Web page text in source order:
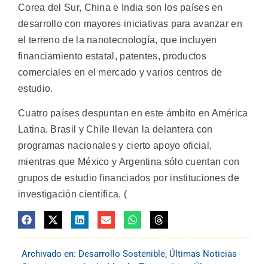
Corea del Sur, China e India son los países en
desarrollo con mayores iniciativas para avanzar en
el terreno de la nanotecnología, que incluyen
financiamiento estatal, patentes, productos
comerciales en el mercado y varios centros de
estudio.
Cuatro países despuntan en este ámbito en América
Latina. Brasil y Chile llevan la delantera con
programas nacionales y cierto apoyo oficial,
mientras que México y Argentina sólo cuentan con
grupos de estudio financiados por instituciones de
investigación científica. (
Archivado en: Desarrollo Sostenible, Últimas Noticias